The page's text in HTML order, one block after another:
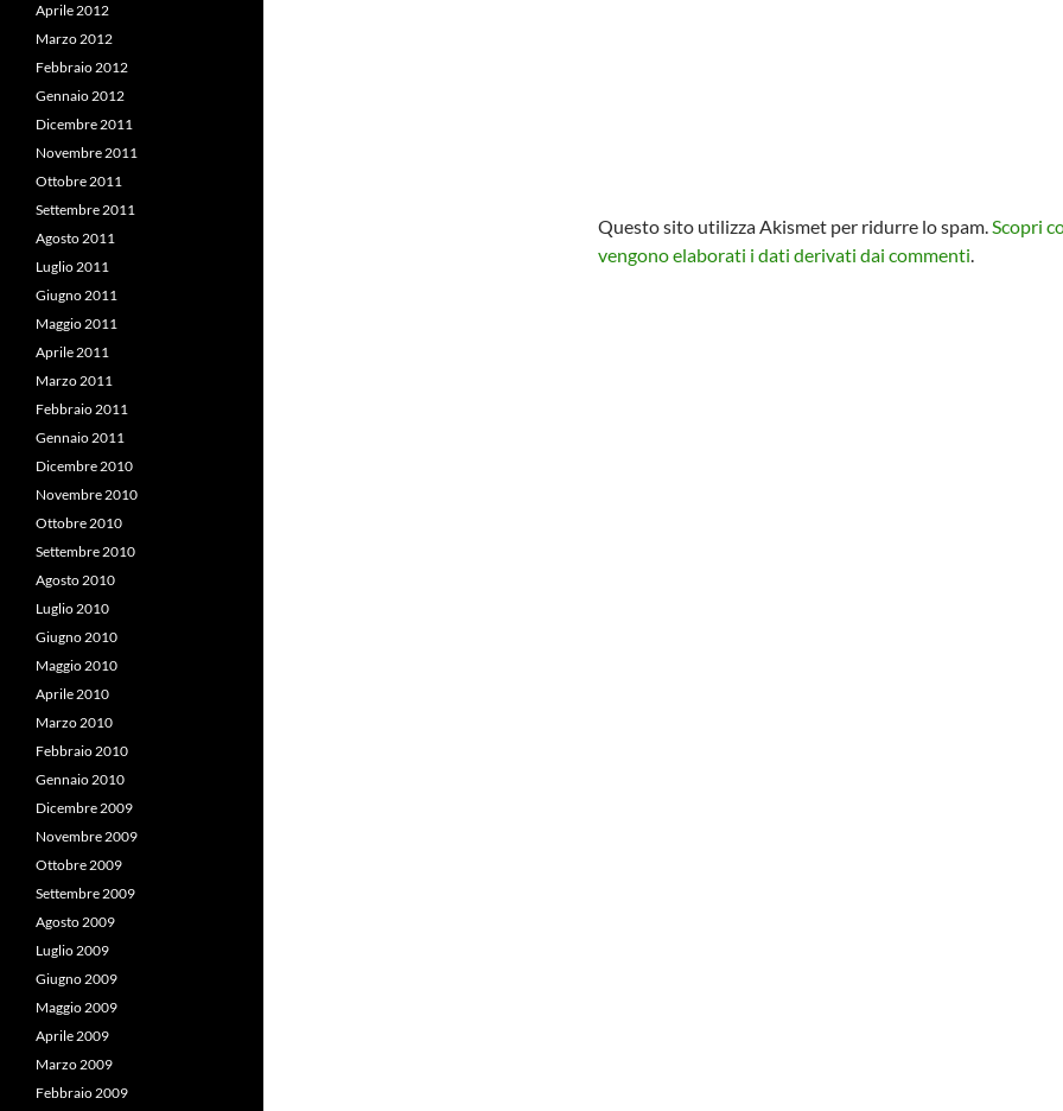
Questo sito utilizza Akismet per ridurre lo spam.Scopri
vengono elaborati i dati derivati dai commenti.
Aprile 2012
Marzo 2012
Febbraio 2012
Gennaio 2012
Dicembre 2011
Novembre 2011
Ottobre 2011
Settembre 2011
Agosto 2011
Luglio 2011
Giugno 2011
Maggio 2011
Aprile 2011
Marzo 2011
Febbraio 2011
Gennaio 2011
Dicembre 2010
Novembre 2010
Ottobre 2010
Settembre 2010
Agosto 2010
Luglio 2010
Giugno 2010
Maggio 2010
Aprile 2010
Marzo 2010
Febbraio 2010
Gennaio 2010
Dicembre 2009
Novembre 2009
Ottobre 2009
Settembre 2009
Agosto 2009
Luglio 2009
Giugno 2009
Maggio 2009
Aprile 2009
Marzo 2009
Febbraio 2009